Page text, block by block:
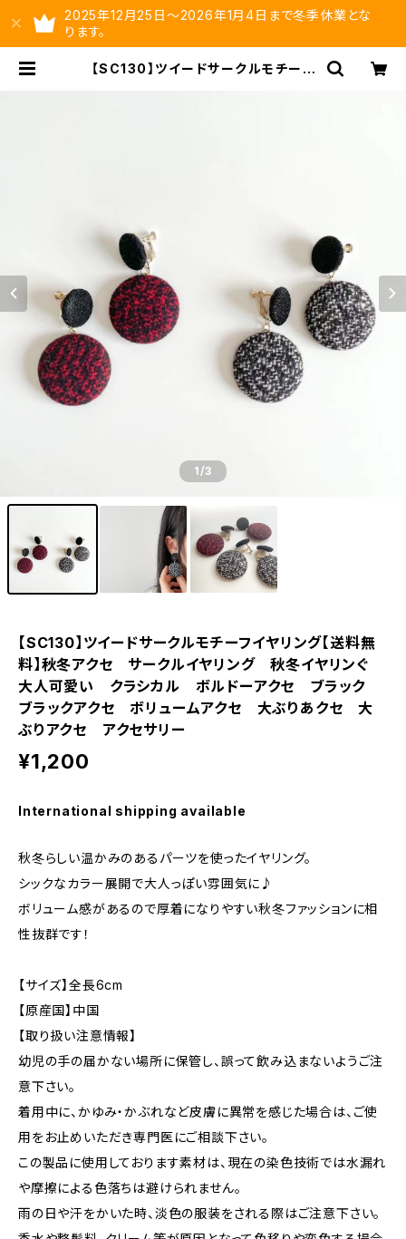
2025年12月25日～2026年1月4日まで冬季休業とな
ります。
【SC130】ツイードサークルモチーフ
1/3
【SC130】ツイードサークルモチーフイヤリング【送料無
料】秋冬アクセ サークルイヤリング 秋冬イヤリンぐ
大人可愛い クラシカル ボルドーアクセ ブラック
ブラックアクセ ボリュームアクセ 大ぶりあクセ 大
ぶりアクセ アクセサリー
¥1,200
International shipping available
秋冬らしい温かみのあるパーツを使ったイヤリング。
シックなカラー展開で大人っぽい雰囲気に♪
ボリューム感があるので厚着になりやすい秋冬ファッションに相
性抜群です！
【サイズ】全長6cm
【原産国】中国
【取り扱い注意情報】
幼児の手の届かない場所に保管し、誤って飲み込まないようご注
意下さい。
着用中に、かゆみ・かぶれなど皮膚に異常を感じた場合は、ご使
用をお止めいただき専門医にご相談下さい。
この製品に使用しております素材は、現在の染色技術では水漏れ
や摩擦による色落ちは避けられません。
雨の日や汗をかいた時、淡色の服装をされる際はご注意下さい。